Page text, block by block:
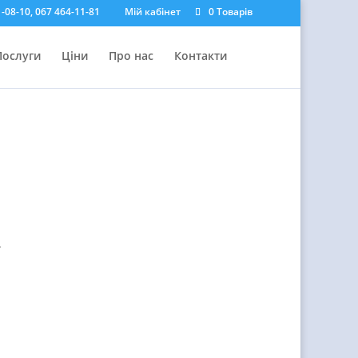
10, 067 464-11-81 Мій кабінет 0 Товарів
Ціни Про нас Контакти